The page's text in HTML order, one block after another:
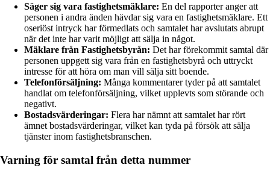
Säger sig vara fastighetsmäklare: En del rapporter anger att
personen i andra änden hävdar sig vara en fastighetsmäklare. Ett
oseriöst intryck har förmedlats och samtalet har avslutats abrupt
när det inte har varit möjligt att sälja in något.
Mäklare från Fastighetsbyrån: Det har förekommit samtal där
personen uppgett sig vara från en fastighetsbyrå och uttryckt
intresse för att höra om man vill sälja sitt boende.
Telefonförsäljning: Många kommentarer tyder på att samtalet
handlat om telefonförsäljning, vilket upplevts som störande och
negativt.
Bostadsvärderingar: Flera har nämnt att samtalet har rört
ämnet bostadsvärderingar, vilket kan tyda på försök att sälja
tjänster inom fastighetsbranschen.
Varning för samtal från detta nummer